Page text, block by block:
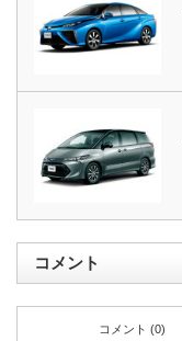
コメント
コメント (0)